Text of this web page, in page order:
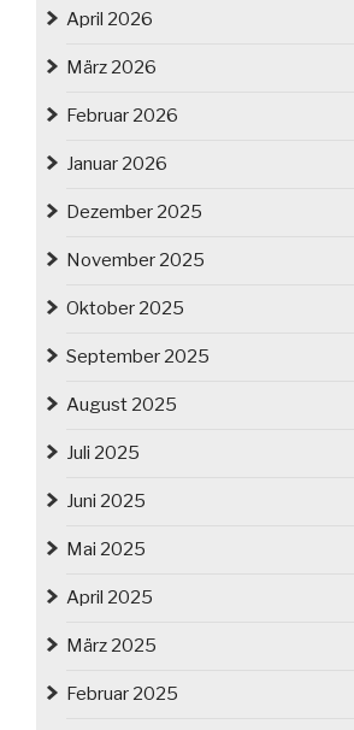
April 2026
März 2026
Februar 2026
Januar 2026
Dezember 2025
November 2025
Oktober 2025
September 2025
August 2025
Juli 2025
Juni 2025
Mai 2025
April 2025
März 2025
Februar 2025